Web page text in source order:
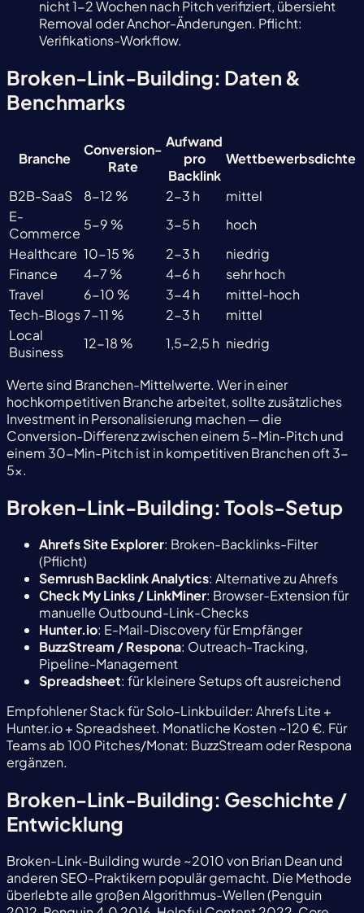
nicht 1-2 Wochen nach Pitch verifiziert, übersieht
Removal oder Anchor-Änderungen. Pflicht:
Verifikations-Workflow.
Broken-Link-Building: Daten &
Benchmarks
Branche
Conversion-
Rate
Aufwand
pro
Backlink
Wettbewerbsdichte
B2B-SaaS 8-12 % 2-3 h
mittel
E-
Commerce
5-9 % 3-5 h
hoch
Healthcare 10-15 % 2-3 h
niedrig
Finance
4-7 % 4-6 h
sehr hoch
Travel
6-10 % 3-4 h
mittel-hoch
Tech-Blogs7-11 % 2-3 h
mittel
Local
Business
12-18 % 1,5-2,5 h niedrig
Werte sind Branchen-Mittelwerte. Wer in einer
hochkompetitiven Branche arbeitet, sollte zusätzliches
Investment in Personalisierung machen — die
Conversion-Differenz zwischen einem 5-Min-Pitch und
einem 30-Min-Pitch ist in kompetitiven Branchen oft 3-
5x.
Broken-Link-Building: Tools-Setup
Ahrefs Site Explorer: Broken-Backlinks-Filter
(Pflicht)
Semrush Backlink Analytics: Alternative zu Ahrefs
Check My Links / LinkMiner: Browser-Extension für
manuelle Outbound-Link-Checks
Hunter.io: E-Mail-Discovery für Empfänger
BuzzStream / Respona: Outreach-Tracking,
Pipeline-Management
Spreadsheet: für kleinere Setups oft ausreichend
Empfohlener Stack für Solo-Linkbuilder: Ahrefs Lite +
Hunter.io + Spreadsheet. Monatliche Kosten ~120 €. Für
Teams ab 100 Pitches/Monat: BuzzStream oder Respona
ergänzen.
Broken-Link-Building: Geschichte /
Entwicklung
Broken-Link-Building wurde ~2010 von Brian Dean und
anderen SEO-Praktikern populär gemacht. Die Methode
überlebte alle großen Algorithmus-Wellen (Penguin